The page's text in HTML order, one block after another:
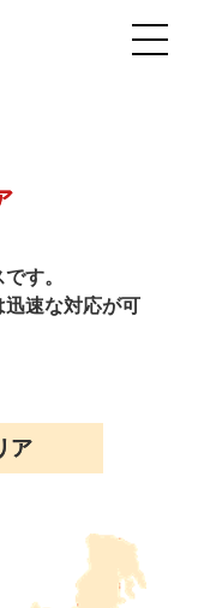
す。
速な対応が可
ア